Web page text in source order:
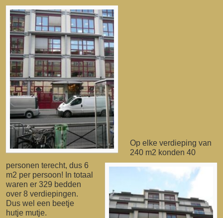
Op elke verdieping van
240 m2 konden 40
personen terecht, dus 6
m2 per persoon! In totaal
waren er 329 bedden
over 8 verdiepingen.
Dus wel een beetje
hutje mutje.